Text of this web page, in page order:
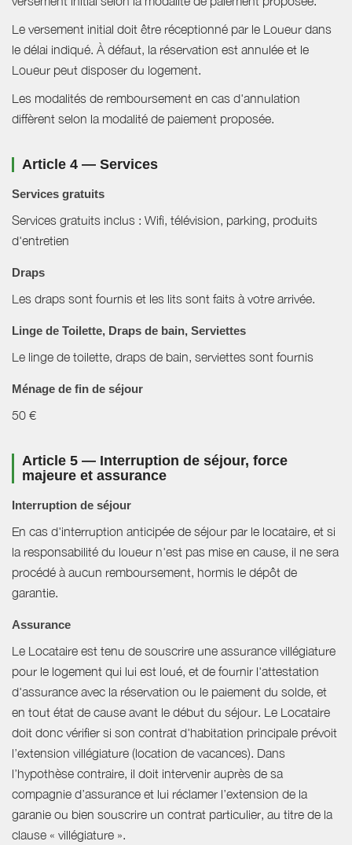
Le versement initial doit être réceptionné par le Loueur dans
le délai indiqué. À défaut, la réservation est annulée et le
Loueur peut disposer du logement.
Les modalités de remboursement en cas d'annulation
diffèrent selon la modalité de paiement proposée.
Article 4 — Services
Services gratuits
Services gratuits inclus : Wifi, télévision, parking, produits
d'entretien
Draps
Les draps sont fournis et les lits sont faits à votre arrivée.
Linge de Toilette, Draps de bain, Serviettes
Le linge de toilette, draps de bain, serviettes sont fournis
Ménage de fin de séjour
50 €
Article 5 — Interruption de séjour, force
majeure et assurance
Interruption de séjour
En cas d'interruption anticipée de séjour par le locataire, et si
la responsabilité du loueur n'est pas mise en cause, il ne sera
procédé à aucun remboursement, hormis le dépôt de
garantie.
Assurance
Le Locataire est tenu de souscrire une assurance villégiature
pour le logement qui lui est loué, et de fournir l'attestation
d'assurance avec la réservation ou le paiement du solde, et
en tout état de cause avant le début du séjour. Le Locataire
doit donc vérifier si son contrat d'habitation principale prévoit
l’extension villégiature (location de vacances). Dans
l’hypothèse contraire, il doit intervenir auprès de sa
compagnie d’assurance et lui réclamer l’extension de la
garanie ou bien souscrire un contrat particulier, au titre de la
clause « villégiature ».